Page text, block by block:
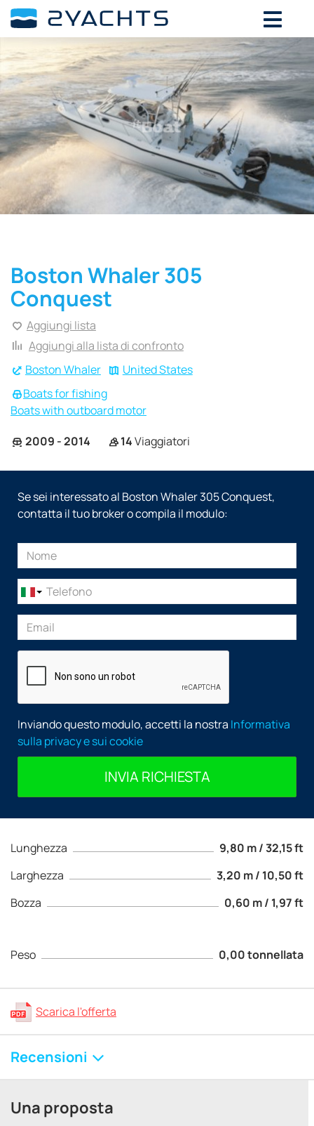
Boston Whaler
United States
Boats for fishing
Boats with outboard motor
Boston Whaler 305
Conquest
Aggiungi lista
Aggiungi alla lista di confronto
2009 - 2014 14Viaggiatori
Lunghezza
9,80 m / 32,15 ft
Larghezza
3,20 m / 10,50 ft
Bozza
0,60 m / 1,97 ft
Peso 0,00 tonnellata
Scarica l'offerta
Recensioni
Una proposta
Se sei interessato al Boston Whaler 305 Conquest,
contatta il tuo broker o compila il modulo:
Inviando questo modulo, accetti la nostra Informativa
sulla privacy e sui cookie
INVIA RICHIESTA